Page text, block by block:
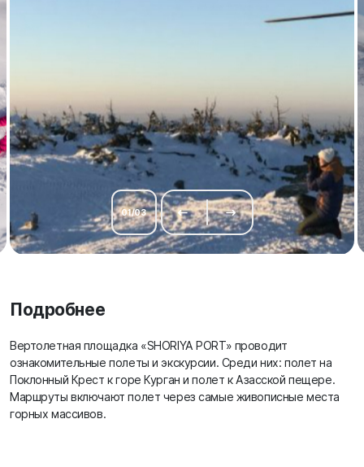
01/03
Подробнее
Вертолетная площадка «SHORIYA PORT» проводит
ознакомительные полеты и экскурсии. Среди них: полет на
Поклонный Крест к горе Курган и полет к Азасской пещере.
Маршруты включают полет через самые живописные места
горных массивов.